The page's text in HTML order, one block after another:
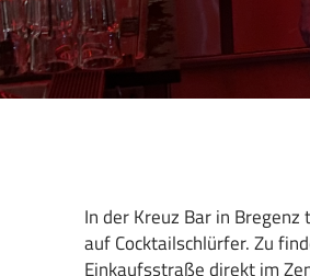
In der Kreuz Bar in
auf Cocktailschlürfer. Zu
Einkaufsstraße direkt im